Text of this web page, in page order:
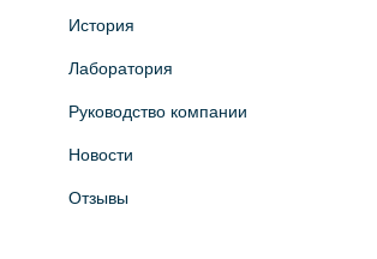
История
Лаборатория
Руководство компании
Новости
Отзывы